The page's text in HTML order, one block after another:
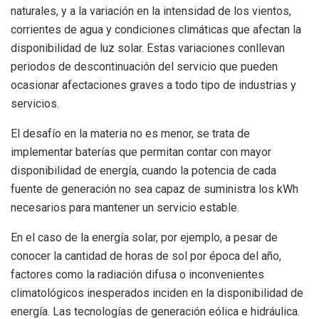
naturales, y a la variación en la intensidad de los vientos,
corrientes de agua y condiciones climáticas que afectan la
disponibilidad de luz solar. Estas variaciones conllevan
periodos de descontinuación del servicio que pueden
ocasionar afectaciones graves a todo tipo de industrias y
servicios.
El desafío en la materia no es menor, se trata de
implementar baterías que permitan contar con mayor
disponibilidad de energía, cuando la potencia de cada
fuente de generación no sea capaz de suministra los kWh
necesarios para mantener un servicio estable.
En el caso de la energía solar, por ejemplo, a pesar de
conocer la cantidad de horas de sol por época del año,
factores como la radiación difusa o inconvenientes
climatológicos inesperados inciden en la disponibilidad de
energía. Las tecnologías de generación eólica e hidráulica.